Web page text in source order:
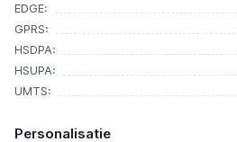
EDGE:
GPRS:
HSDPA:
HSUPA:
UMTS:
Personalisatie